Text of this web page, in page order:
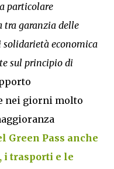
particolare
tra garanzia delle
economica
sul principio di
nei giorni molto
Green Pass anche
i trasporti e le